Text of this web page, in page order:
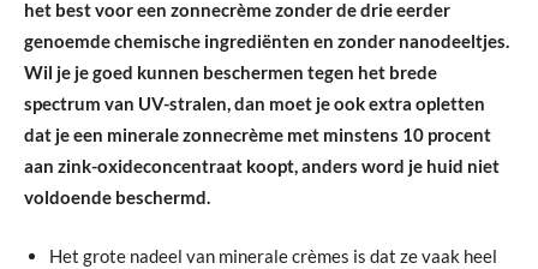
het best voor een zonnecrème zonder de drie eerder
genoemde chemische ingrediënten en zonder nanodeeltjes.
Wil je je goed kunnen beschermen tegen het brede
spectrum van UV-stralen, dan moet je ook extra opletten
dat je een minerale zonnecrème met minstens 10 procent
aan zink-oxideconcentraat koopt, anders word je huid niet
voldoende beschermd.
Het grote nadeel van minerale crèmes is dat ze vaak heel